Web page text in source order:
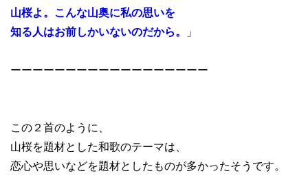
山桜よ。こんな山奥に私の思いを
知る人はお前しかいないのだから。
」
ーーーーーーーーーーーーーーーーーー
この２首のように、
山桜を題材とした和歌のテーマは、
恋心や思いなどを題材としたものが多かったそうです。